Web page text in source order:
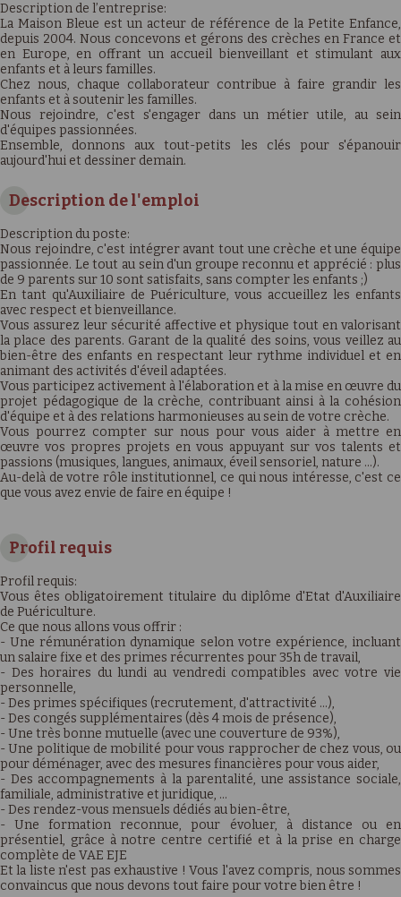
Description de l’entreprise:
La Maison Bleue est un acteur de référence de la Petite Enfance,
depuis 2004. Nous concevons et gérons des crèches en France et
en Europe, en offrant un accueil bienveillant et stimulant aux
enfants et à leurs familles.
Chez nous, chaque collaborateur contribue à faire grandir les
enfants et à soutenir les familles.
Nous rejoindre, c'est s'engager dans un métier utile, au sein
d'équipes passionnées.
Ensemble, donnons aux tout-petits les clés pour s'épanouir
aujourd'hui et dessiner demain.
Description de l'emploi
Description du poste:
Nous rejoindre, c'est intégrer avant tout une crèche et une équipe
passionnée. Le tout au sein d'un groupe reconnu et apprécié : plus
de 9 parents sur 10 sont satisfaits, sans compter les enfants ;)
En tant qu'Auxiliaire de Puériculture, vous accueillez les enfants
avec respect et bienveillance.
Vous assurez leur sécurité affective et physique tout en valorisant
la place des parents. Garant de la qualité des soins, vous veillez au
bien-être des enfants en respectant leur rythme individuel et en
animant des activités d'éveil adaptées.
Vous participez activement à l'élaboration et à la mise en œuvre du
projet pédagogique de la crèche, contribuant ainsi à la cohésion
d'équipe et à des relations harmonieuses au sein de votre crèche.
Vous pourrez compter sur nous pour vous aider à mettre en
œuvre vos propres projets en vous appuyant sur vos talents et
passions (musiques, langues, animaux, éveil sensoriel, nature …).
Au-delà de votre rôle institutionnel, ce qui nous intéresse, c'est ce
que vous avez envie de faire en équipe !
Profil requis
Profil requis:
Vous êtes obligatoirement titulaire du diplôme d'Etat d'Auxiliaire
de Puériculture.
Ce que nous allons vous offrir :
- Une rémunération dynamique selon votre expérience, incluant
un salaire fixe et des primes récurrentes pour 35h de travail,
- Des horaires du lundi au vendredi compatibles avec votre vie
personnelle,
- Des primes spécifiques (recrutement, d'attractivité …),
- Des congés supplémentaires (dès 4 mois de présence),
- Une très bonne mutuelle (avec une couverture de 93%),
- Une politique de mobilité pour vous rapprocher de chez vous, ou
pour déménager, avec des mesures financières pour vous aider,
- Des accompagnements à la parentalité, une assistance sociale,
familiale, administrative et juridique, …
- Des rendez-vous mensuels dédiés au bien-être,
- Une formation reconnue, pour évoluer, à distance ou en
présentiel, grâce à notre centre certifié et à la prise en charge
complète de VAE EJE
Et la liste n'est pas exhaustive ! Vous l'avez compris, nous sommes
convaincus que nous devons tout faire pour votre bien être !